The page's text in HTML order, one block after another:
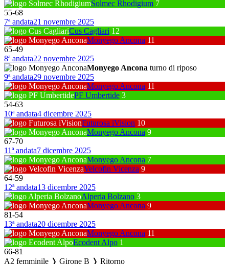
Solmec Rhodigium 7
55-68
7ª andata21 novembre 2025
Cus Cagliari 12
Monyego Ancona 11
65-49
8ª andata22 novembre 2025
Monyego Ancona turno di riposo
9ª andata29 novembre 2025
Monyego Ancona 11
PF Umbertide 3
54-63
10ª andata4 dicembre 2025
Futurosa iVision 10
Monyego Ancona 9
67-70
11ª andata7 dicembre 2025
Monyego Ancona 7
Velcofin Vicenza 9
64-59
12ª andata13 dicembre 2025
Alperia Bolzano 3
Monyego Ancona 9
81-54
13ª andata20 dicembre 2025
Monyego Ancona 11
Ecodent Alpo 1
66-81
A2 femminile ❭ Girone B ❭ Ritorno